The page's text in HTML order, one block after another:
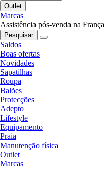
Outlet
Marcas
Assistência pós-venda na França
Pesquisar
Saldos
Boas ofertas
Novidades
Sapatilhas
Roupa
Balões
Protecções
Adepto
Lifestyle
Equipamento
Praia
Manutenção física
Outlet
Marcas